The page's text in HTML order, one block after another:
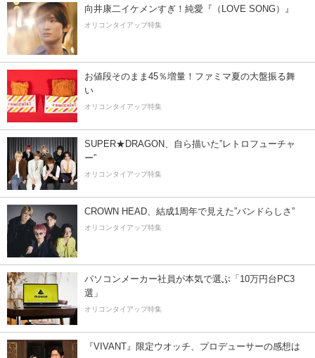
向井康二イケメンすぎ！純愛『（LOVE SONG）』
オリコンタイアップ特集
お値段そのまま45％増量！ファミマ夏の大盤振る舞
い
オリコンタイアップ特集
SUPER★DRAGON、自ら描いた”レトロフューチャ
ー”
オリコンタイアップ特集
CROWN HEAD、結成1周年で見えた”バンドらしさ”
オリコンタイアップ特集
パソコンメーカー社員が本気で選ぶ「10万円台PC3
選」
オリコンタイアップ特集
『VIVANT』限定ウオッチ、プロデューサーの感想は